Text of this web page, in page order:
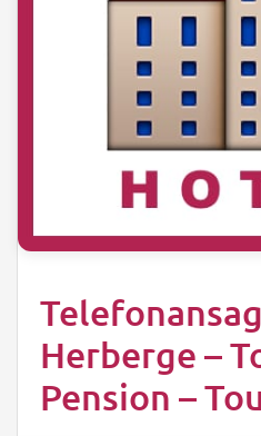
Herberge –
Pension –